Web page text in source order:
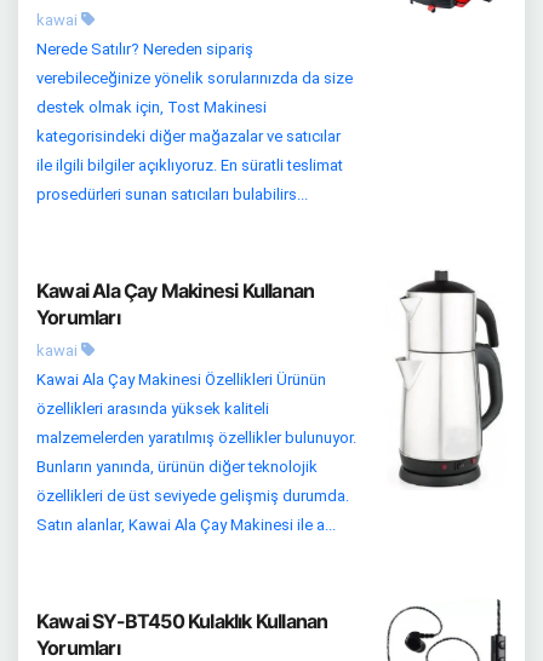
kawai
Nerede Satılır? Nereden sipariş
verebileceğinize yönelik sorularınızda da size
destek olmak için, Tost Makinesi
kategorisindeki diğer mağazalar ve satıcılar
ile ilgili bilgiler açıklıyoruz. En süratli teslimat
prosedürleri sunan satıcıları bulabilirs...
Kawai Ala Çay Makinesi Kullanan
Yorumları
kawai
Kawai Ala Çay Makinesi Özellikleri Ürünün
özellikleri arasında yüksek kaliteli
malzemelerden yaratılmış özellikler bulunuyor.
Bunların yanında, ürünün diğer teknolojik
özellikleri de üst seviyede gelişmiş durumda.
Satın alanlar, Kawai Ala Çay Makinesi ile a...
Kawai SY-BT450 Kulaklık Kullanan
Yorumları